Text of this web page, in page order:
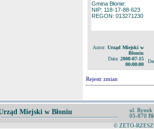
Gmina Błonie:
NIP: 118-17-88-623
REGON: 013271230
Autor: Urząd Miejski w
Błoniu
Data: 2008-07-15
00:00:00
Rejestr zmian
Miejski w Błoniu
ul. Rynek
05-870
© ZETO-